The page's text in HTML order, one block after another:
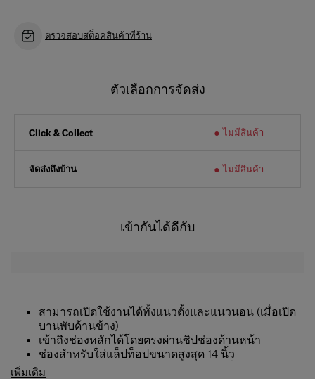
ตรวจสอบสต็อคสินค้าที่ร้าน
ตัวเลือกการจัดส่ง
Click & Collect ไม่มีสินค้า
จัดส่งถึงบ้าน ไม่มีสินค้า
เข้ากันได้ดีกับ
สามารถเปิดใช้งานได้ทั้งแนวตั้งและแนวนอน (เมื่อเปิด
บานพับด้านข้าง)
เข้าถึงช่องหลักได้โดยตรงผ่านซิปช่องด้านหน้า
ช่องสำหรับใส่แล็ปท็อปขนาดสูงสุด 14 นิ้ว
กระเป๋าด้านข้างภายในและสายรัดไขว้เพื่อการจัด
เปิดประสบการณ์ใหม่แห่งการเดินทางกับคอลเลกชัน Zipprix
เพิ่มเติม